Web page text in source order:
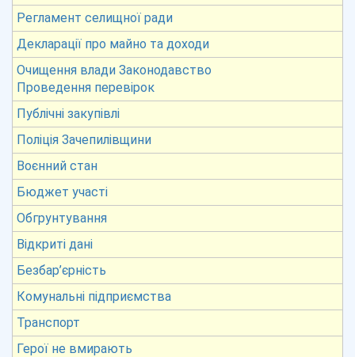
Регламент селищної ради
Декларації про майно та доходи
Очищення влади Законодавство
Проведення перевірок
Публічні закупівлі
Поліція Зачепилівщини
Воєнний стан
Бюджет участі
Обгрунтування
Відкриті дані
Безбар’єрність
Комунальні підприємства
Транспорт
Герої не вмирають